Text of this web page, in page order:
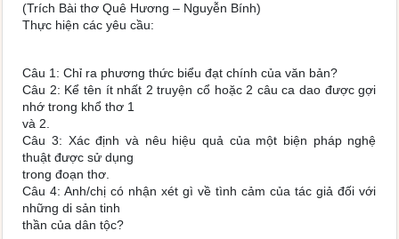
(Trích Bài thơ Quê Hương – Nguyễn Bính)
Thực hiện các yêu cầu:
Câu 1: Chỉ ra phương thức biểu đạt chính của văn bản?
Câu 2: Kể tên ít nhất 2 truyện cổ hoặc 2 câu ca dao được gợi
nhớ trong khổ thơ 1
và 2.
Câu 3: Xác định và nêu hiệu quả của một biện pháp nghệ
thuật được sử dụng
trong đoạn thơ.
Câu 4: Anh/chị có nhận xét gì về tình cảm của tác giả đối với
những di sản tinh
thần của dân tộc?